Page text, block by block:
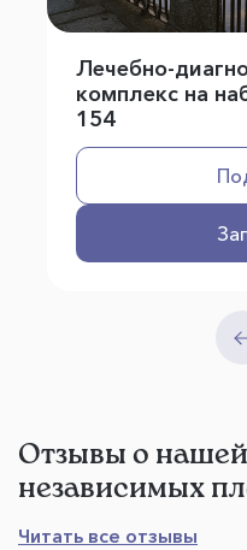
Лечебно-
комплекс на
154
Отзывы о
независимых
Читать все отзывы